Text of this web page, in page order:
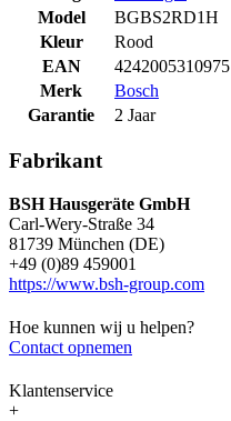
Model
BGBS2RD1H
Kleur
Rood
EAN
4242005310975
Merk
Bosch
Garantie
2 Jaar
Fabrikant
BSH Hausgeräte GmbH
Carl-Wery-Straße 34
81739 München (DE)
+49 (0)89 459001
https://www.bsh-group.com
Hoe kunnen wij u helpen?
Contact opnemen
Klantenservice
+